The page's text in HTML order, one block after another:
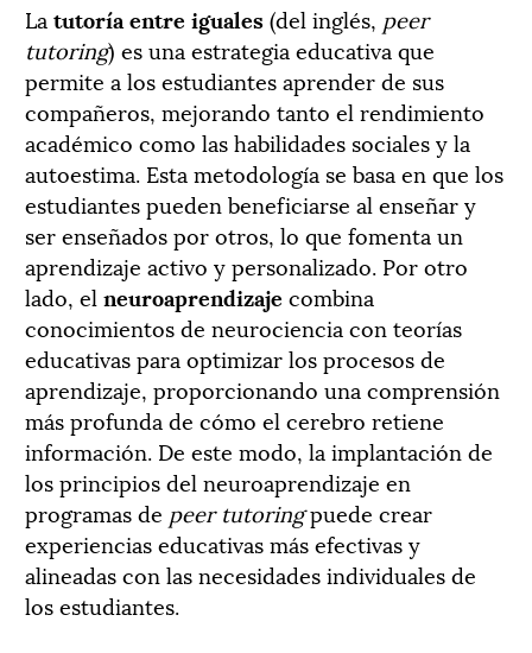
La tutoría entre iguales(del inglés, peer
tutoring) es una estrategia educativa que
permite a los estudiantes aprender de sus
compañeros, mejorando tanto el rendimiento
académico como las habilidades sociales y la
autoestima. Esta metodología se basa en que los
estudiantes pueden beneficiarse al enseñar y
ser enseñados por otros, lo que fomenta un
aprendizaje activo y personalizado. Por otro
lado, el neuroaprendizaje combina
conocimientos de neurociencia con teorías
educativas para optimizar los procesos de
aprendizaje, proporcionando una comprensión
más profunda de cómo el cerebro retiene
información. De este modo, la implantación de
los principios del neuroaprendizaje en
programas de peer tutoringpuede crear
experiencias educativas más efectivas y
alineadas con las necesidades individuales de
los estudiantes.